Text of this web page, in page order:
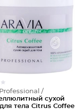
/
сухой
тела Citrus Coffee